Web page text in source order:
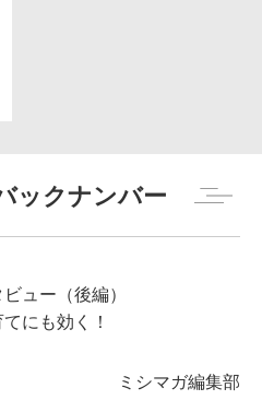
ックナンバー
ュー（後編）
にも効く！
ミシマガ編集部